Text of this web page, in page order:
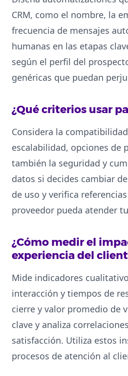
CRM, como el nombre, la
frecuencia de mensajes
humanas en las etapas
según el perfil del
genéricas que puedan
¿Qué criterios usar
Considera la
escalabilidad, opciones de
también la seguridad y
datos si decides cambiar
de uso y verifica
proveedor pueda atender
¿Cómo medir el
experiencia del
Mide indicadores
interacción y tiempos de
cierre y valor promedio de
clave y analiza
satisfacción. Utiliza estos
procesos de atención al